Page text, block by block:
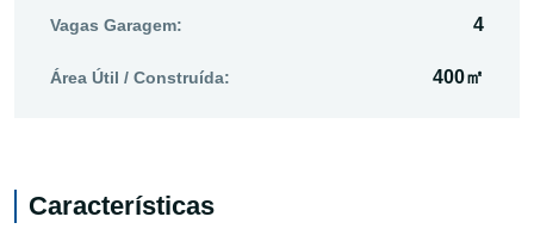
Vagas Garagem: 4
Área Útil / Construída: 400㎡
Características